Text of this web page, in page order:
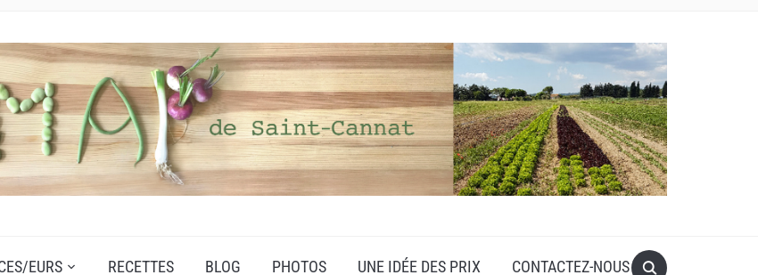
EURS RECETTES BLOG PHOTOS UNE IDÉE DES PRIX CONTACTEZ-NOUS